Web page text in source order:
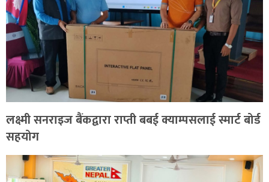
लक्ष्मी सनराइज बैंकद्वारा राप्ती बबई क्याम्पसलाई स्मार्ट बोर्ड
सहयोग